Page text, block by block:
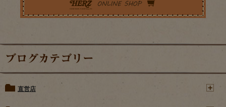
ブログカテゴリー
直営店